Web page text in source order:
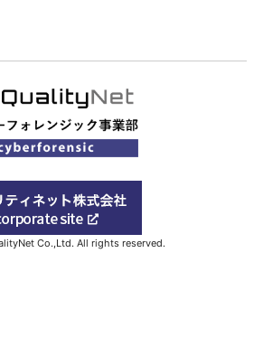
Co.,Ltd. All rights reserved.